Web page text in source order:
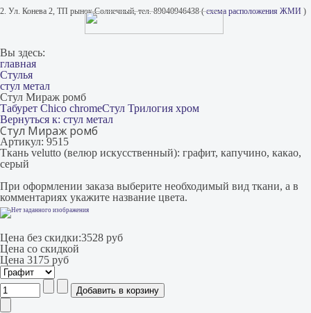
2. Ул. Конева 2, ТП рынок Солнечный, тел. 89040946438 (схема расположения ЖМИ )
Вы здесь:
главная
Стулья
стул метал
Стул Мираж ромб
Табурет Chico chromeСтул Трилогия хром
Вернуться к: стул метал
Стул Мираж ромб
Артикул: 9515
Ткань velutto (велюр искусственный): графит, капучино, какао,
серый
При оформлении заказа выберите необходимый вид ткани, а в
комментариях укажите название цвета.
Цена без скидки:3528 руб
Цена со скидкой
Цена 3175 руб